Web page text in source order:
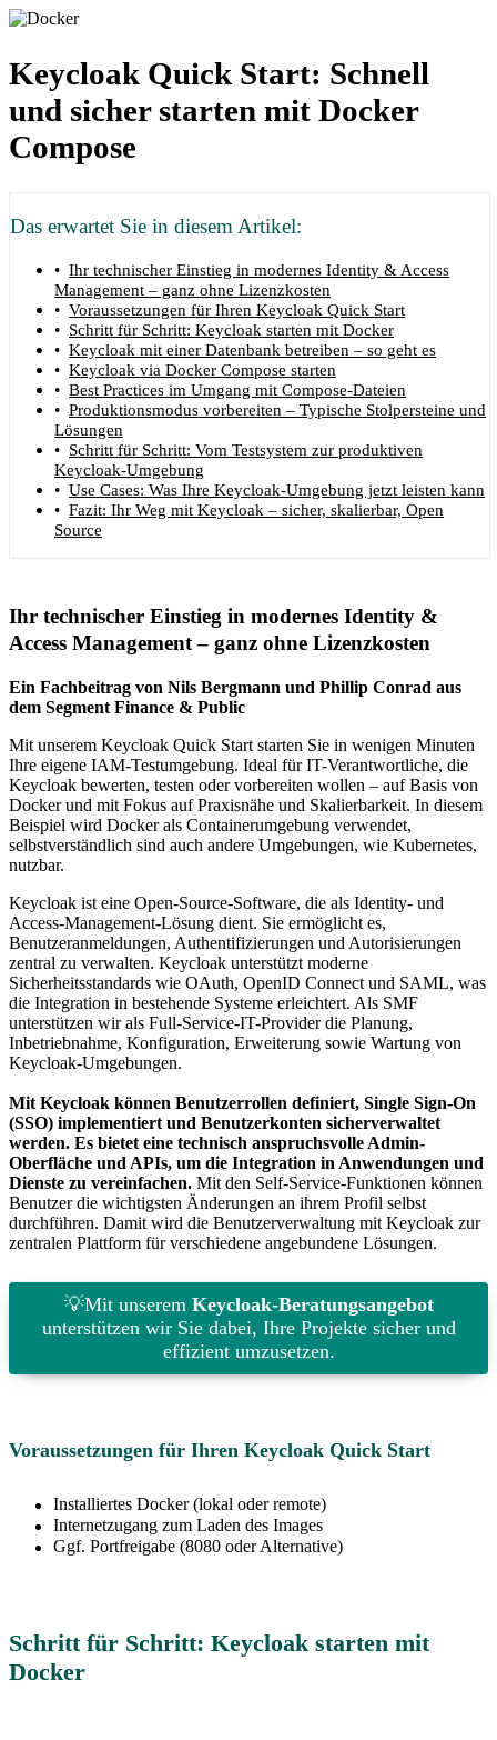
Keycloak Quick Start: Schnell
und sicher starten mit Docker
Compose
Das erwartet Sie in diesem Artikel:
Ihr technischer Einstieg in modernes Identity & Access
Management – ganz ohne Lizenzkosten
Voraussetzungen für Ihren Keycloak Quick Start
Schritt für Schritt: Keycloak starten mit Docker
Keycloak mit einer Datenbank betreiben – so geht es
Keycloak via Docker Compose starten
Best Practices im Umgang mit Compose-Dateien
Produktionsmodus vorbereiten – Typische Stolpersteine und
Lösungen
Schritt für Schritt: Vom Testsystem zur produktiven
Keycloak-Umgebung
Use Cases: Was Ihre Keycloak-Umgebung jetzt leisten kann
Fazit: Ihr Weg mit Keycloak – sicher, skalierbar, Open
Source
Ihr technischer Einstieg in modernes Identity &
Access Management – ganz ohne Lizenzkosten
Ein Fachbeitrag von Nils Bergmann und Phillip Conrad aus
dem Segment Finance & Public
Mit unserem Keycloak Quick Start starten Sie in wenigen Minuten
Ihre eigene IAM-Testumgebung. Ideal für IT-Verantwortliche, die
Keycloak bewerten, testen oder vorbereiten wollen – auf Basis von
Docker und mit Fokus auf Praxisnähe und Skalierbarkeit. In diesem
Beispiel wird Docker als Containerumgebung verwendet,
selbstverständlich sind auch andere Umgebungen, wie Kubernetes,
nutzbar.
Keycloak ist eine Open-Source-Software, die als Identity- und
Access-Management-Lösung dient. Sie ermöglicht es,
Benutzeranmeldungen, Authentifizierungen und Autorisierungen
zentral zu verwalten. Keycloak unterstützt moderne
Sicherheitsstandards wie OAuth, OpenID Connect und SAML, was
die Integration in bestehende Systeme erleichtert. Als SMF
unterstützen wir als Full-Service-IT-Provider die Planung,
Inbetriebnahme, Konfiguration, Erweiterung sowie Wartung von
Keycloak-Umgebungen.
Mit Keycloak können Benutzerrollen definiert, Single Sign-On
(SSO) implementiert und Benutzerkonten sicherverwaltet
werden. Es bietet eine technisch anspruchsvolle Admin-
Oberfläche und APIs, um die Integration in Anwendungen und
Dienste zu vereinfachen. Mit den Self-Service-Funktionen können
Benutzer die wichtigsten Änderungen an ihrem Profil selbst
durchführen. Damit wird die Benutzerverwaltung mit Keycloak zur
zentralen Plattform für verschiedene angebundene Lösungen.
💡Mit unserem Keycloak-Beratungsangebot
unterstützen wir Sie dabei, Ihre Projekte sicher und
effizient umzusetzen.
Voraussetzungen für Ihren Keycloak Quick Start
Installiertes Docker (lokal oder remote)
Internetzugang zum Laden des Images
Ggf. Portfreigabe (8080 oder Alternative)
Schritt für Schritt: Keycloak starten mit
Docker